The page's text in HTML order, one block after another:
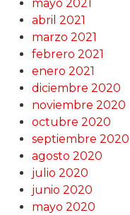
mayo 2021
abril 2021
marzo 2021
febrero 2021
enero 2021
diciembre 2020
noviembre 2020
octubre 2020
septiembre 2020
agosto 2020
julio 2020
junio 2020
mayo 2020